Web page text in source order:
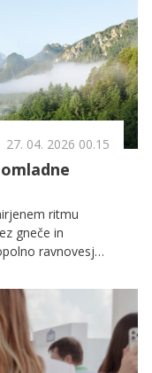
27. 04. 2026 00.15
ritmu
gneče in
ravnovesje